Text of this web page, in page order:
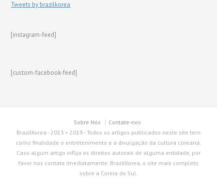
Tweets by brazilkorea
[instagram-feed]
[custom-facebook-feed]
Sobre Nós
Contate-nos
BrazilKorea - 2013 • 2019 - Todos os artigos publicados neste site tem
como finalidade o entretenimento e a divulgação da cultura coreana.
Caso algum artigo inflija os direitos autorais de alguma entidade, por
favor nos contate imediatamente. BrazilKorea, o site mais completo
sobre a Coreia do Sul.